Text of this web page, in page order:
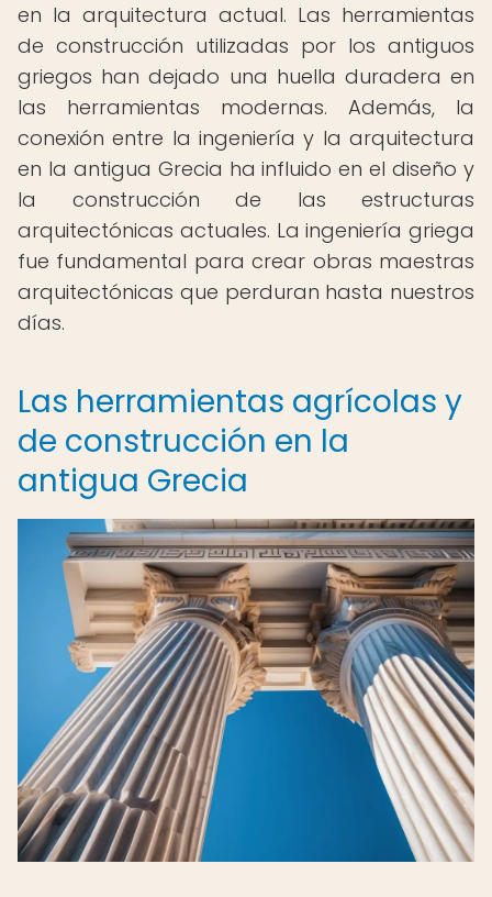
en la arquitectura actual. Las herramientas
de construcción utilizadas por los antiguos
griegos han dejado una huella duradera en
las herramientas modernas. Además, la
conexión entre la ingeniería y la arquitectura
en la antigua Grecia ha influido en el diseño y
la construcción de las estructuras
arquitectónicas actuales. La ingeniería griega
fue fundamental para crear obras maestras
arquitectónicas que perduran hasta nuestros
días.
Las herramientas agrícolas y
de construcción en la
antigua Grecia